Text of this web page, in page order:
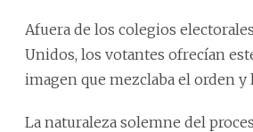
Afuera de los colegios
Unidos, los votantes ofrecían
imagen que mezclaba el orden y
La naturaleza solemne del